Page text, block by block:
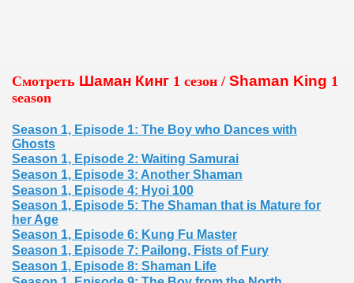
Смотреть Шаман Кинг 1 сезон / Shaman King 1
season
Season 1, Episode 1: The Boy who Dances with
Ghosts
Season 1, Episode 2: Waiting Samurai
Season 1, Episode 3: Another Shaman
Season 1, Episode 4: Hyoi 100
Season 1, Episode 5: The Shaman that is Mature for
her Age
Season 1, Episode 6: Kung Fu Master
Season 1, Episode 7: Pailong, Fists of Fury
Season 1, Episode 8: Shaman Life